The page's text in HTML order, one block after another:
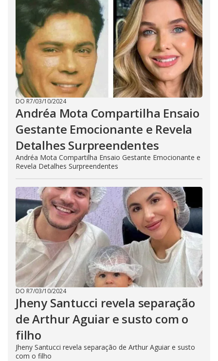
DO R7/03/10/2024
Andréa Mota Compartilha Ensaio
Gestante Emocionante e Revela
Detalhes Surpreendentes
Andréa Mota Compartilha Ensaio Gestante Emocionante e
Revela Detalhes Surpreendentes
DO R7/03/10/2024
Jheny Santucci revela separação
de Arthur Aguiar e susto com o
filho
Jheny Santucci revela separação de Arthur Aguiar e susto
com o filho